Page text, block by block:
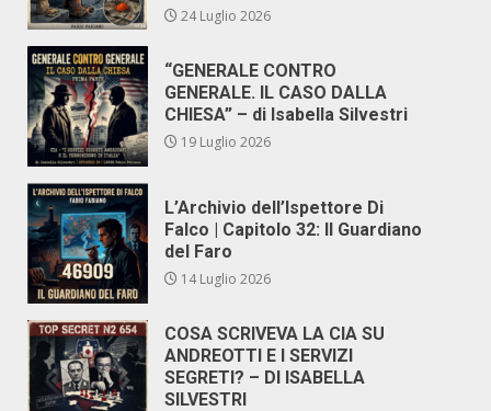
24 Luglio 2026
“GENERALE CONTRO
GENERALE. IL CASO DALLA
CHIESA” – di Isabella Silvestri
19 Luglio 2026
L’Archivio dell’Ispettore Di
Falco | Capitolo 32: Il Guardiano
del Faro
14 Luglio 2026
COSA SCRIVEVA LA CIA SU
ANDREOTTI E I SERVIZI
SEGRETI? – DI ISABELLA
SILVESTRI